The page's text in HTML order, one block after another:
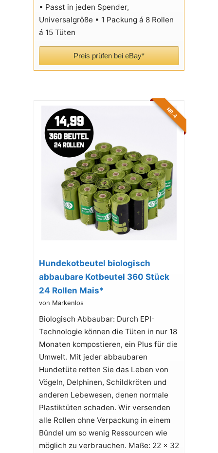
• Passt in jeden Spender,
Universalgröße • 1 Packung á 8 Rollen
á 15 Tüten
Preis prüfen bei eBay*
NR. 4
Hundekotbeutel biologisch
abbaubare Kotbeutel 360 Stück
24 Rollen Mais*
von Markenlos
Biologisch Abbaubar: Durch EPI-
Technologie können die Tüten in nur 18
Monaten kompostieren, ein Plus für die
Umwelt. Mit jeder abbaubaren
Hundetüte retten Sie das Leben von
Vögeln, Delphinen, Schildkröten und
anderen Lebewesen, denen normale
Plastiktüten schaden. Wir versenden
alle Rollen ohne Verpackung in einem
Bündel um so wenig Ressourcen wie
möglich zu verbrauchen. Maße: 22 x 32